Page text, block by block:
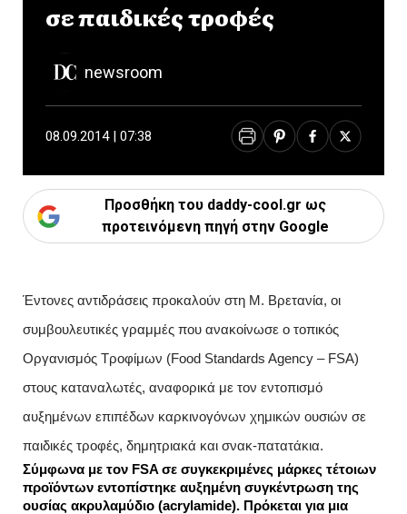
σε παιδικές τροφές
newsroom
08.09.2014 | 07:38
Προσθήκη του daddy-cool.gr ως
προτεινόμενη πηγή στην Google
Έντονες αντιδράσεις προκαλούν στη Μ. Βρετανία, οι
συμβουλευτικές γραμμές που ανακοίνωσε ο τοπικός
Οργανισμός Τροφίμων (Food Standards Agency – FSA)
στους καταναλωτές, αναφορικά με τον εντοπισμό
αυξημένων επιπέδων καρκινογόνων χημικών ουσιών σε
παιδικές τροφές, δημητριακά και σνακ-πατατάκια.
Σύμφωνα με τον FSA σε συγκεκριμένες μάρκες τέτοιων
προϊόντων εντοπίστηκε αυξημένη συγκέντρωση της
ουσίας ακρυλαμύδιο (acrylamide). Πρόκεται για μια